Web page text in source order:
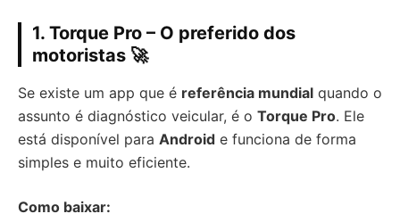
1. Torque Pro – O preferido dos
motoristas 🚀
Se existe um app que é referência mundial quando o
assunto é diagnóstico veicular, é o Torque Pro. Ele
está disponível para Android e funciona de forma
simples e muito eficiente.
Como baixar: